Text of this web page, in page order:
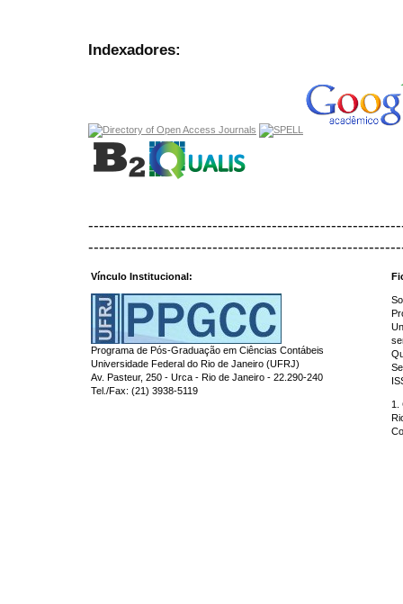
Indexadores:
Vínculo Institucional:
Programa de Pós-Graduação em Ciências Contábeis
Universidade Federal do Rio de Janeiro (UFRJ)
Av. Pasteur, 250 - Urca - Rio de Janeiro - 22.290-240
Tel./Fax: (21) 3938-5119
1.